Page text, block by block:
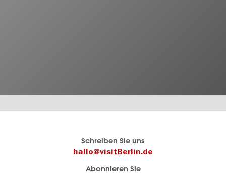
Schreiben Sie uns
hallo@visitBerlin.de
Abonnieren Sie